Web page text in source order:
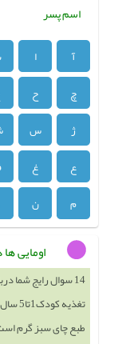
اسم پسر
آ ا
چ
ح
ژ
س
ع
غ
م
ن
اومایی
14 سوال رایج شما درباره اسپرم
تغذیه کودک1تا5 سال
طبع چای سبز گرم